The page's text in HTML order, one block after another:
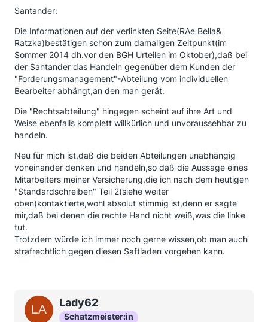
Santander:
Die Informationen auf der verlinkten Seite(RAe Bella&
Ratzka)bestätigen schon zum damaligen Zeitpunkt(im
Sommer 2014 dh.vor den BGH Urteilen im Oktober),daß bei
der Santander das Handeln gegenüber dem Kunden der
"Forderungsmanagement"-Abteilung vom individuellen
Bearbeiter abhängt,an den man gerät.
Die "Rechtsabteilung" hingegen scheint auf ihre Art und
Weise ebenfalls komplett willkürlich und unvoraussehbar zu
handeln.
Neu für mich ist,daß die beiden Abteilungen unabhängig
voneinander denken und handeln,so daß die Aussage eines
Mitarbeiters meiner Versicherung,die ich nach dem heutigen
"Standardschreiben" Teil 2(siehe weiter
oben)kontaktierte,wohl absolut stimmig ist,denn er sagte
mir,daß bei denen die rechte Hand nicht weiß,was die linke
tut.
Trotzdem würde ich immer noch gerne wissen,ob man auch
strafrechtlich gegen diesen Saftladen vorgehen kann.
Lady62
Schatzmeister:in